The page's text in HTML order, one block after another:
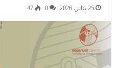
25 يناير، 2026 0
47